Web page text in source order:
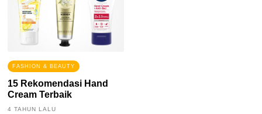
FASHION & BEAUTY
15 Rekomendasi Hand
Cream Terbaik
4 TAHUN LALU